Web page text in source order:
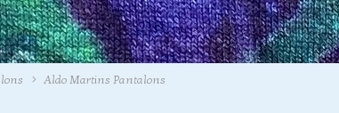
Aldo Martins Pantalons